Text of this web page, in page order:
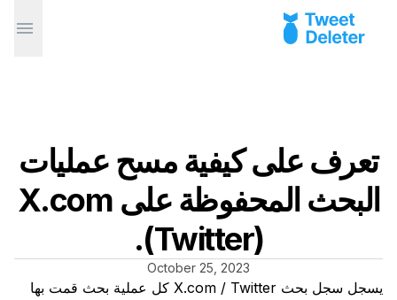
تعرف على كيفية مسح عمليات
البحث المحفوظة على X.com
(Twitter).
October 25, 2023
يسجل سجل بحث X.com / Twitter كل عملية بحث قمت بها